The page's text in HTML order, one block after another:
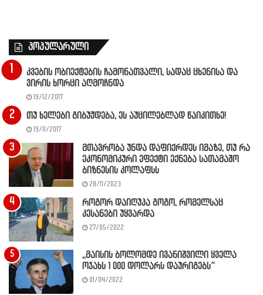
პოპულარული
კვების ობიექტების ჩამონათვალი, სადაც ცხენისა და
ვირის ხორცი აღმოჩნდა
19/12/2017
თუ ხელები გიბუჟდება, ეს აუცილებლად წაიკითხე!
19/11/2017
მთავრობა უნდა დაფიქრდეს იმაზე, თუ რა
ეკონომიკური ეფექტი ექნება სათამაშო
ბიზნესის კოლაფსს
28/11/2023
როგორ დაიღუპა გოგო, რომელსაც
კესანები უყვარდა
27/05/2022
,,მაისის ბოლომდე ივანიშვილი ყველა
ოჯახს 1 000 დოლარს დაურიგებს”
01/04/2022